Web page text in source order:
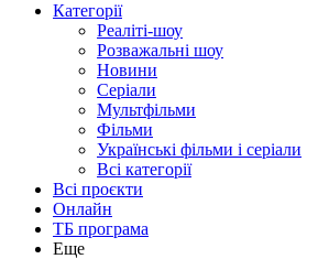
Категорії
Реаліті-шоу
Розважальні шоу
Новини
Серіали
Мультфільми
Фільми
Українські фільми і серіали
Всі категорії
Всі проєкти
Онлайн
ТБ програма
Еще